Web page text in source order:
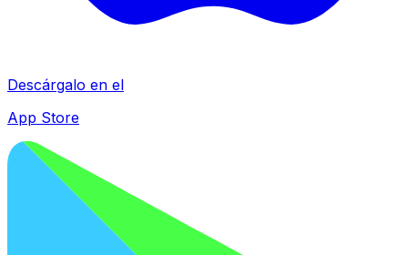
Descárgalo en el
App Store